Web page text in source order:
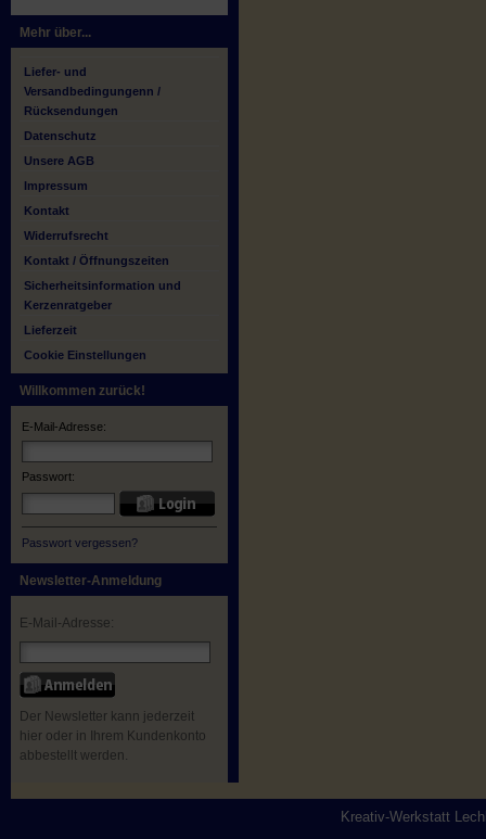
Mehr über...
Liefer- und
Versandbedingungenn /
Rücksendungen
Datenschutz
Unsere AGB
Impressum
Kontakt
Widerrufsrecht
Kontakt / Öffnungszeiten
Sicherheitsinformation und
Kerzenratgeber
Lieferzeit
Cookie Einstellungen
Willkommen zurück!
E-Mail-Adresse:
Passwort:
Passwort vergessen?
Newsletter-Anmeldung
E-Mail-Adresse:
Der Newsletter kann jederzeit
hier oder in Ihrem Kundenkonto
abbestellt werden.
Kreativ-Werkstatt